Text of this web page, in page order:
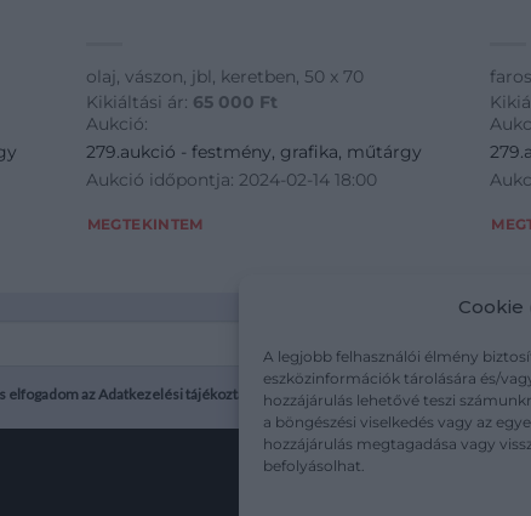
Cookie
A legjobb felhasználói élmény
eszközinformációk tárolására és/
hozzájárulás lehetővé teszi
a böngészési viselkedés vagy az
hozzájárulás megtagadása vagy
befolyásolhat.
olaj, vászon, jbl, keretben, 50 x 70
Kikiáltási ár: 65 000 Ft
Aukció:
279.aukció - festmény, grafika, műtárgy
Aukció időpontja: 2024-02-14 18:00
MEGTEKINTEM
elfogadom az Adatkezelési tájékoztatót: mutargy.com/adatkezelesi-tajekoztato/